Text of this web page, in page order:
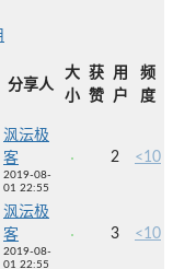
分享人
大
小
获
赞
用
户
频
度
沨沄极
客
2019-08-
01 22:55
2 <10
沨沄极
客
2019-08-
01 22:55
3 <10